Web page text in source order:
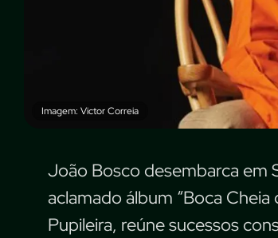
Imagem: Victor Correia
João Bosco desembarca em
aclamado álbum “Boca
Pupileira, reúne sucessos